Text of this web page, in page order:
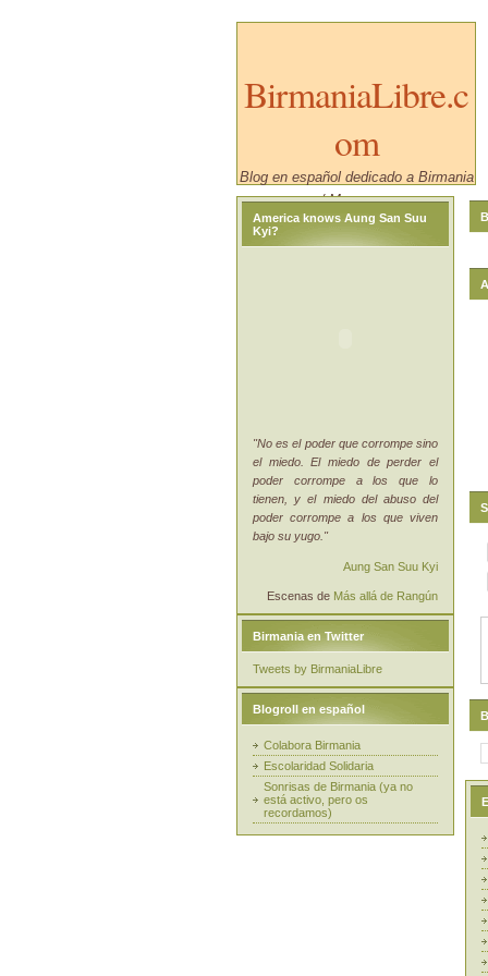
BirmaniaLibre.c
om
Blog en español dedicado a Birmania
/ Myanmar.
America knows Aung San Suu
Kyi?
"No es el poder que corrompe sino
el miedo. El miedo de perder el
poder corrompe a los que lo
tienen, y el miedo del abuso del
poder corrompe a los que viven
bajo su yugo."
Aung San Suu Kyi
Escenas de Más allá de Rangún
Birmania en Twitter
Tweets by BirmaniaLibre
Blogroll en español
Colabora Birmania
Escolaridad Solidaria
Sonrisas de Birmania (ya no
está activo, pero os
recordamos)